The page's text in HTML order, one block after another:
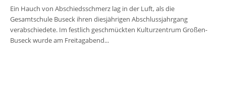
Ein Hauch von Abschiedsschmerz lag in der Luft, als die
Gesamtschule Buseck ihren diesjährigen Abschlussjahrgang
verabschiedete. Im festlich geschmückten Kulturzentrum Großen-
Buseck wurde am Freitagabend...